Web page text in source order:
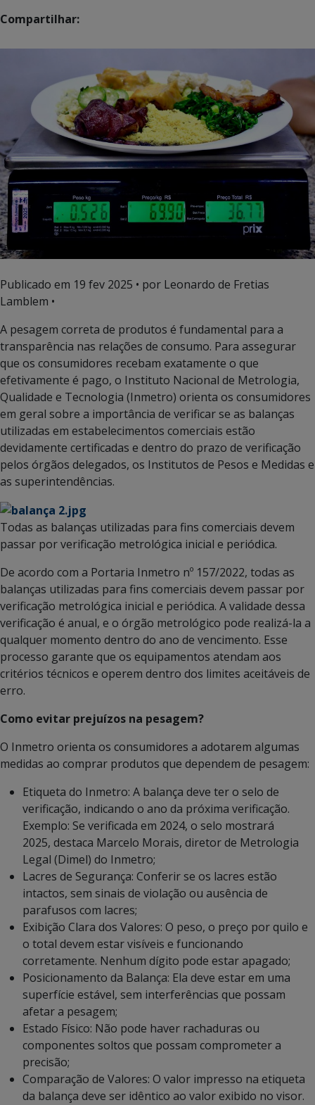
Compartilhar:
Publicado em 19 fev 2025 • por Leonardo de Fretias
Lamblem •
A pesagem correta de produtos é fundamental para a
transparência nas relações de consumo. Para assegurar
que os consumidores recebam exatamente o que
efetivamente é pago, o Instituto Nacional de Metrologia,
Qualidade e Tecnologia (Inmetro) orienta os consumidores
em geral sobre a importância de verificar se as balanças
utilizadas em estabelecimentos comerciais estão
devidamente certificadas e dentro do prazo de verificação
pelos órgãos delegados, os Institutos de Pesos e Medidas e
as superintendências.
Todas as balanças utilizadas para fins comerciais devem
passar por verificação metrológica inicial e periódica.
De acordo com a Portaria Inmetro nº 157/2022, todas as
balanças utilizadas para fins comerciais devem passar por
verificação metrológica inicial e periódica. A validade dessa
verificação é anual, e o órgão metrológico pode realizá-la a
qualquer momento dentro do ano de vencimento. Esse
processo garante que os equipamentos atendam aos
critérios técnicos e operem dentro dos limites aceitáveis de
erro.
Como evitar prejuízos na pesagem?
O Inmetro orienta os consumidores a adotarem algumas
medidas ao comprar produtos que dependem de pesagem:
Etiqueta do Inmetro: A balança deve ter o selo de
verificação, indicando o ano da próxima verificação.
Exemplo: Se verificada em 2024, o selo mostrará
2025, destaca Marcelo Morais, diretor de Metrologia
Legal (Dimel) do Inmetro;
Lacres de Segurança: Conferir se os lacres estão
intactos, sem sinais de violação ou ausência de
parafusos com lacres;
Exibição Clara dos Valores: O peso, o preço por quilo e
o total devem estar visíveis e funcionando
corretamente. Nenhum dígito pode estar apagado;
Posicionamento da Balança: Ela deve estar em uma
superfície estável, sem interferências que possam
afetar a pesagem;
Estado Físico: Não pode haver rachaduras ou
componentes soltos que possam comprometer a
precisão;
Comparação de Valores: O valor impresso na etiqueta
da balança deve ser idêntico ao valor exibido no visor.